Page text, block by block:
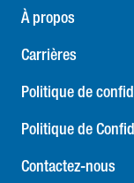
À propos
Carrières
Politique de
Politique de
Contactez-nous